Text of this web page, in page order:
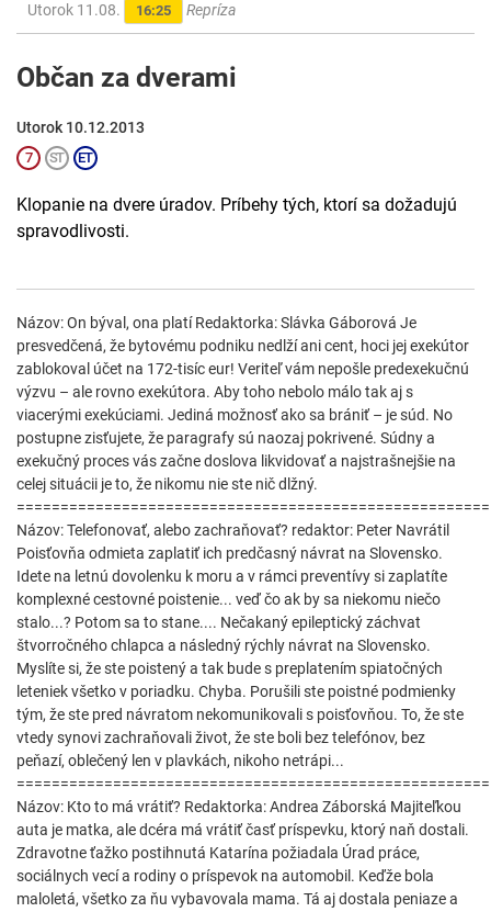
Utorok 11.08. 16:25 Repríza
Občan za dverami
Utorok 10.12.2013
Klopanie na dvere úradov. Príbehy tých, ktorí sa dožadujú
spravodlivosti.
Názov: On býval, ona platí Redaktorka: Slávka Gáborová Je
presvedčená, že bytovému podniku nedlží ani cent, hoci jej exekútor
zablokoval účet na 172-tisíc eur! Veriteľ vám nepošle predexekučnú
výzvu – ale rovno exekútora. Aby toho nebolo málo tak aj s
viacerými exekúciami. Jediná možnosť ako sa brániť – je súd. No
postupne zisťujete, že paragrafy sú naozaj pokrivené. Súdny a
exekučný proces vás začne doslova likvidovať a najstrašnejšie na
celej situácii je to, že nikomu nie ste nič dlžný.
Názov: Telefonovať, alebo zachraňovať? redaktor: Peter Navrátil
Poisťovňa odmieta zaplatiť ich predčasný návrat na Slovensko.
Idete na letnú dovolenku k moru a v rámci preventívy si zaplatíte
komplexné cestovné poistenie... veď čo ak by sa niekomu niečo
stalo...? Potom sa to stane.... Nečakaný epileptický záchvat
štvorročného chlapca a následný rýchly návrat na Slovensko.
Myslíte si, že ste poistený a tak bude s preplatením spiatočných
leteniek všetko v poriadku. Chyba. Porušili ste poistné podmienky
tým, že ste pred návratom nekomunikovali s poisťovňou. To, že ste
vtedy synovi zachraňovali život, že ste boli bez telefónov, bez
peňazí, oblečený len v plavkách, nikoho netrápi...
Názov: Kto to má vrátiť? Redaktorka: Andrea Záborská Majiteľkou
auta je matka, ale dcéra má vrátiť časť príspevku, ktorý naň dostali.
Zdravotne ťažko postihnutá Katarína požiadala Úrad práce,
sociálnych vecí a rodiny o príspevok na automobil. Keďže bola
maloletá, všetko za ňu vybavovala mama. Tá aj dostala peniaze a